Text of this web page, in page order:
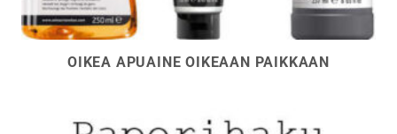
OIKEA APUAINE OIKEAAN PAIKKAAN